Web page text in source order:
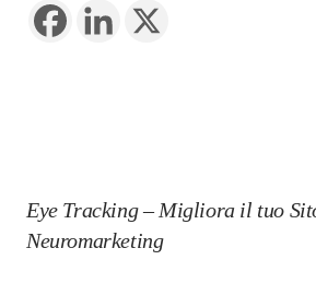
Eye Tracking – Migliora il tuo
Neuromarketing